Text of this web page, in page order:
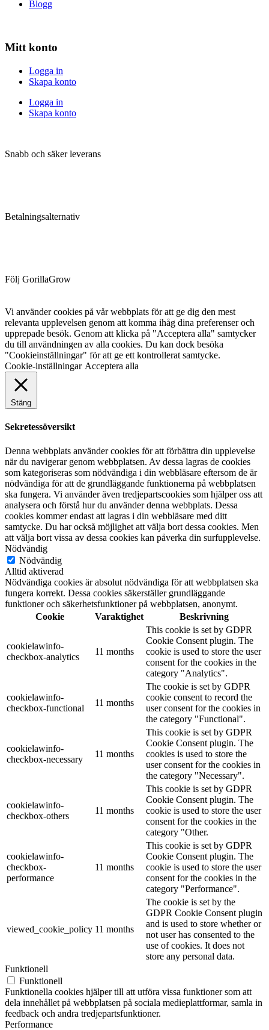
Blogg
Mitt konto
Logga in
Skapa konto
Logga in
Skapa konto
Snabb och säker leverans
Betalningsalternativ
Följ GorillaGrow
Vi använder cookies på vår webbplats för att ge dig den mest
relevanta upplevelsen genom att komma ihåg dina preferenser och
upprepade besök. Genom att klicka på "Acceptera alla" samtycker
du till användningen av alla cookies. Du kan dock besöka
"Cookieinställningar" för att ge ett kontrollerat samtycke.
Cookie-inställningar Acceptera alla
Stäng
Sekretessöversikt
Denna webbplats använder cookies för att förbättra din upplevelse
när du navigerar genom webbplatsen. Av dessa lagras de cookies
som kategoriseras som nödvändiga i din webbläsare eftersom de är
nödvändiga för att de grundläggande funktionerna på webbplatsen
ska fungera. Vi använder även tredjepartscookies som hjälper oss att
analysera och förstå hur du använder denna webbplats. Dessa
cookies kommer endast att lagras i din webbläsare med ditt
samtycke. Du har också möjlighet att välja bort dessa cookies. Men
att välja bort vissa av dessa cookies kan påverka din surfupplevelse.
Nödvändig
Nödvändig
Alltid aktiverad
Nödvändiga cookies är absolut nödvändiga för att webbplatsen ska
fungera korrekt. Dessa cookies säkerställer grundläggande
funktioner och säkerhetsfunktioner på webbplatsen, anonymt.
Cookie
Varaktighet Beskrivning
cookielawinfo-
checkbox-analytics
11 months
This cookie is set by GDPR
Cookie Consent plugin. The
cookie is used to store the user
consent for the cookies in the
category "Analytics".
cookielawinfo-
checkbox-functional
11 months
The cookie is set by GDPR
cookie consent to record the
user consent for the cookies in
the category "Functional".
cookielawinfo-
checkbox-necessary
11 months
This cookie is set by GDPR
Cookie Consent plugin. The
cookies is used to store the
user consent for the cookies in
the category "Necessary".
cookielawinfo-
checkbox-others
11 months
This cookie is set by GDPR
Cookie Consent plugin. The
cookie is used to store the user
consent for the cookies in the
category "Other.
cookielawinfo-
checkbox-
performance
11 months
This cookie is set by GDPR
Cookie Consent plugin. The
cookie is used to store the user
consent for the cookies in the
category "Performance".
viewed_cookie_policy 11 months
The cookie is set by the
GDPR Cookie Consent plugin
and is used to store whether or
not user has consented to the
use of cookies. It does not
store any personal data.
Funktionell
Funktionell
Funktionella cookies hjälper till att utföra vissa funktioner som att
dela innehållet på webbplatsen på sociala medieplattformar, samla in
feedback och andra tredjepartsfunktioner.
Performance